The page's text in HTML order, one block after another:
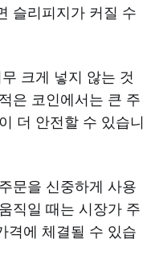
슬리피지가 커질 수
크게 넣지 않는 것
은 코인에서는 큰 주
더 안전할 수 있습니
문을 신중하게 사용
직일 때는 시장가 주
격에 체결될 수 있습